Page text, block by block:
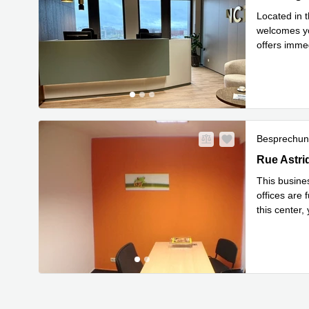
Located in
welcomes
offers
2 rue
Rue
This
offices are
this center,